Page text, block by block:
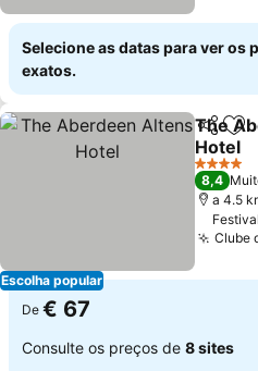
Selecione as datas para ver os
exatos.
Escolha popular
Partilhar
The
Hotel
Ver
4 Estrelas
8,4
a 4.5
Festival
Clube
De € 67
Consulte os preços de 8 sites